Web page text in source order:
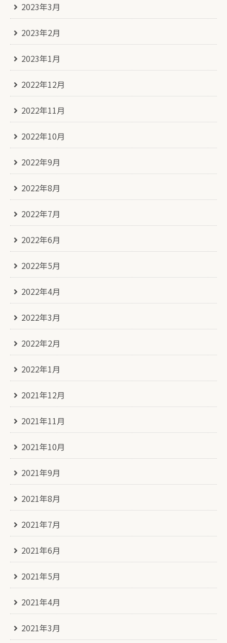
2023年3月
2023年2月
2023年1月
2022年12月
2022年11月
2022年10月
2022年9月
2022年8月
2022年7月
2022年6月
2022年5月
2022年4月
2022年3月
2022年2月
2022年1月
2021年12月
2021年11月
2021年10月
2021年9月
2021年8月
2021年7月
2021年6月
2021年5月
2021年4月
2021年3月